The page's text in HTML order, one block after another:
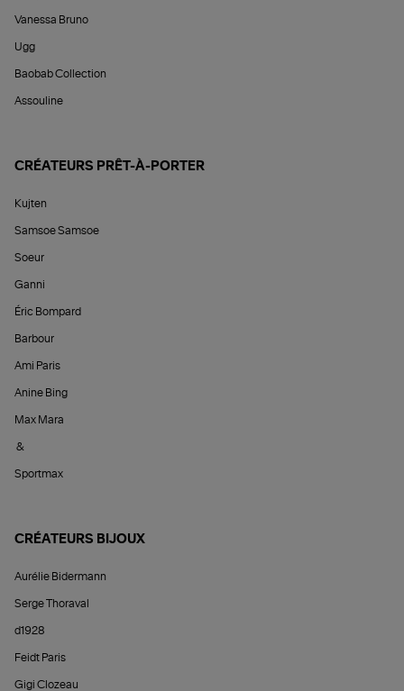
Vanessa Bruno
Ugg
Baobab Collection
Assouline
CRÉATEURS PRÊT-À-PORTER
Kujten
Samsoe Samsoe
Soeur
Ganni
Éric Bompard
Barbour
Ami Paris
Anine Bing
Max Mara
&
Sportmax
CRÉATEURS BIJOUX
Aurélie Bidermann
Serge Thoraval
d1928
Feidt Paris
Gigi Clozeau